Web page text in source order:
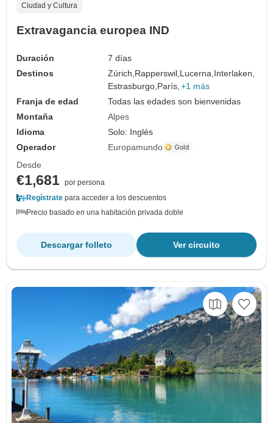
Ciudad y Cultura
Extravagancia europea IND
Duración
7 días
Destinos
Zúrich, Rapperswil, Lucerna, Interlaken,
Estrasburgo, París, +1 más
Franja de edad
Todas las edades son bienvenidas
Montaña
Alpes
Idioma
Solo: Inglés
Operador
Europamundo
Desde
€1,681 por persona
Regístrate para acceder a los descuentos
Precio basado en una habitación privada doble
Ver circuito
Descargar folleto